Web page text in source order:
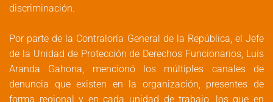
discriminación.
Por parte de la Contraloría General de la República, el Jefe
de la Unidad de Protección de Derechos Funcionarios, Luis
Aranda Gahona, mencionó los múltiples canales de
denuncia que existen en la organización, presentes de
forma regional y en cada unidad de trabajo, los que en